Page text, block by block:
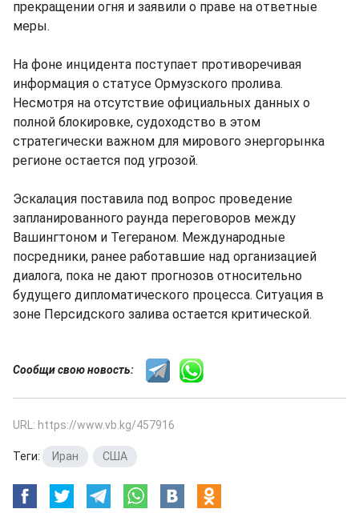
прекращении огня и заявили о праве на ответные
меры.
На фоне инцидента поступает противоречивая
информация о статусе Ормузского пролива.
Несмотря на отсутствие официальных данных о
полной блокировке, судоходство в этом
стратегически важном для мирового энергорынка
регионе остается под угрозой.
Эскалация поставила под вопрос проведение
запланированного раунда переговоров между
Вашингтоном и Тегераном. Международные
посредники, ранее работавшие над организацией
диалога, пока не дают прогнозов относительно
будущего дипломатического процесса. Ситуация в
зоне Персидского залива остается критической.
Сообщи свою новость:
URL: https://www.vb.kg/457916
Теги: Иран США